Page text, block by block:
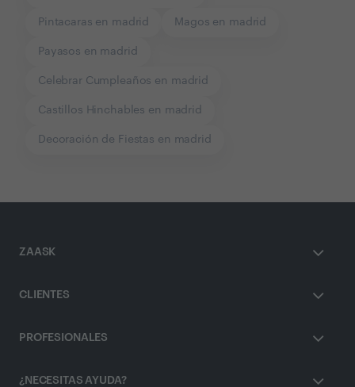
Pintacaras en madrid Magos en madrid
Payasos en madrid
Celebrar Cumpleaños en madrid
Castillos Hinchables en madrid
Decoración de Fiestas en madrid
ZAASK
CLIENTES
PROFESIONALES
¿NECESITAS AYUDA?